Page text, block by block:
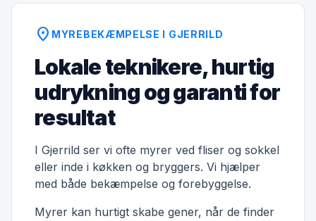
location_on MYREBEKÆMPELSE I GJERRILD
Lokale teknikere, hurtig
udrykning og garanti for
resultat
I Gjerrild ser vi ofte myrer ved fliser og sokkel
eller inde i køkken og bryggers. Vi hjælper
med både bekæmpelse og forebyggelse.
Myrer kan hurtigt skabe gener, når de finder